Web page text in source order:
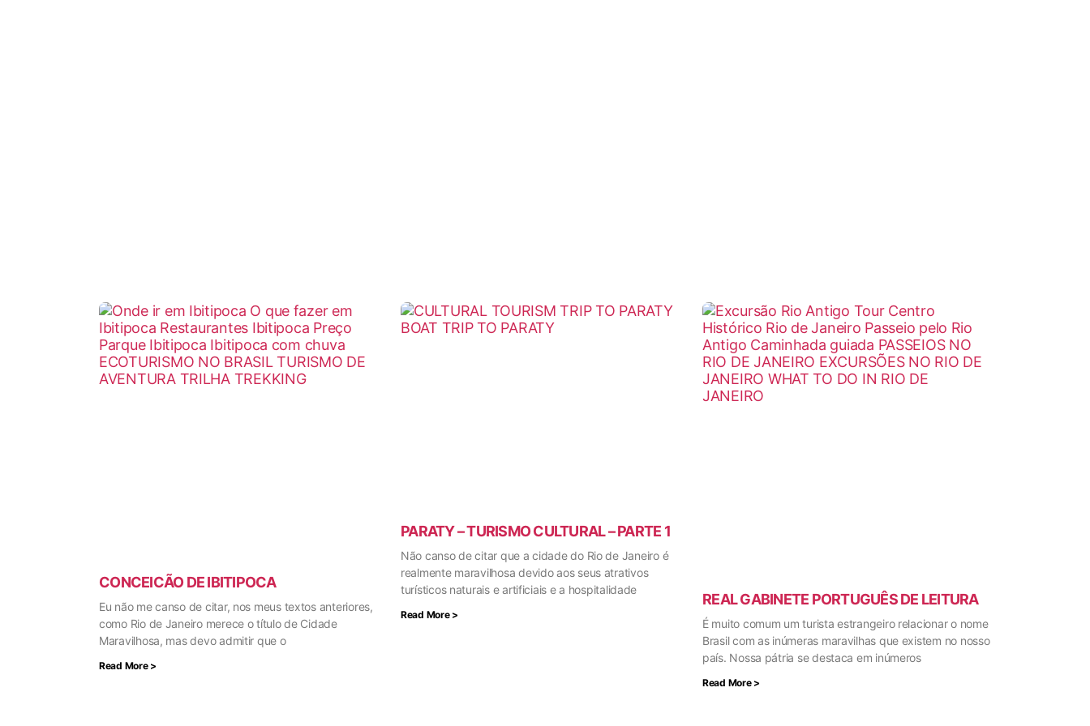
CONCEICÃO DE IBITIPOCA
Eu não me canso de citar, nos meus textos anteriores,
como Rio de Janeiro merece o título de Cidade
Maravilhosa, mas devo admitir que o
Read More >
PARATY – TURISMO CULTURAL – PARTE 1
Não canso de citar que a cidade do Rio de Janeiro é
realmente maravilhosa devido aos seus atrativos
turísticos naturais e artificiais e a hospitalidade
Read More >
REAL GABINETE PORTUGUÊS DE LEITURA
É muito comum um turista estrangeiro relacionar o nome
Brasil com as inúmeras maravilhas que existem no nosso
país. Nossa pátria se destaca em inúmeros
Read More >